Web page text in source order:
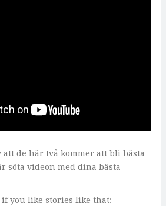
att de här två kommer att bli bästa
söta videon med dina bästa
if you like stories like that: